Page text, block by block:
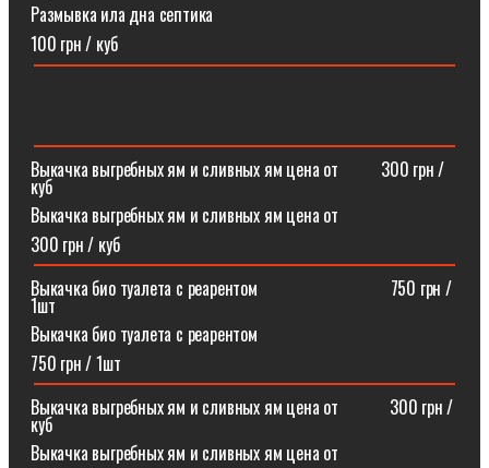
Размывка ила дна септика
100 грн / куб
Выкачка выгребных ям и сливных ям цена от ⠀⠀⠀300 грн /
куб
Выкачка выгребных ям и сливных ям цена от
300 грн / куб
Выкачка био туалета с реарентом ⠀⠀⠀⠀⠀⠀⠀⠀⠀⠀750 грн /
1шт
Выкачка био туалета с реарентом
750 грн / 1шт
Выкачка выгребных ям и сливных ям цена от⠀⠀⠀⠀300 грн /
куб
Выкачка выгребных ям и сливных ям цена от